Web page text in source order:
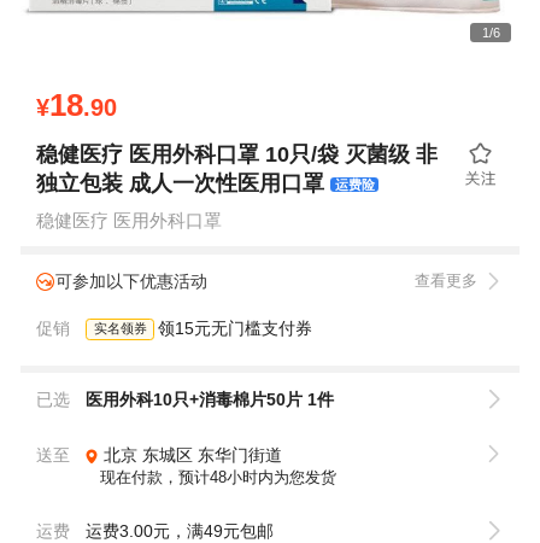
1/6
¥18.90
稳健医疗 医用外科口罩 10只/袋 灭菌级 非
独立包装 成人一次性医用口罩 运费险
稳健医疗 医用外科口罩
可参加以下优惠活动 查看更多
促销 实名领券 领15元无门槛支付券
已选 医用外科10只+消毒棉片50片 1件
送至 北京 东城区 东华门街道
现在付款，预计48小时内为您发货
运费 运费3.00元，满49元包邮